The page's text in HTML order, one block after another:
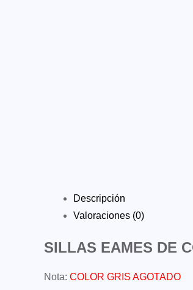
Descripción
Valoraciones (0)
SILLAS EAMES DE
Nota: COLOR GRIS AGOTADO